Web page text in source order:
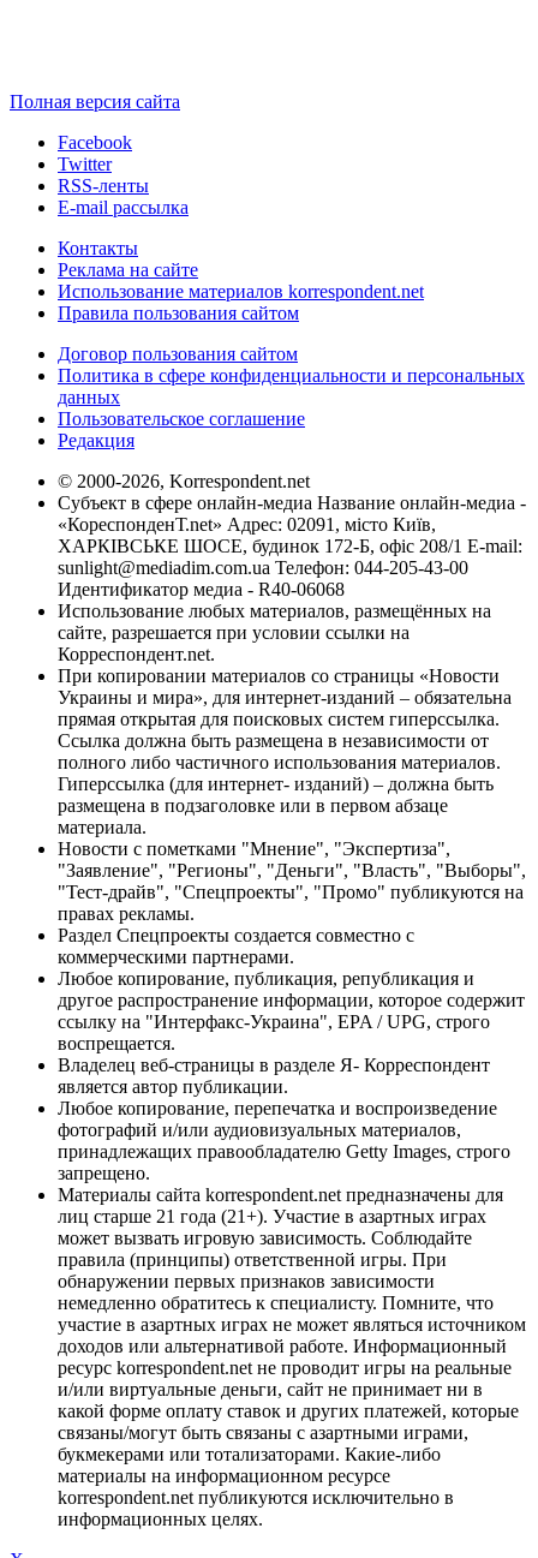
Полная версия сайта
Facebook
Twitter
RSS-ленты
E-mail рассылка
Контакты
Реклама на сайте
Использование материалов korrespondent.net
Правила пользования сайтом
Договор пользования сайтом
Политика в сфере конфиденциальности и персональных
данных
Пользовательское соглашение
Редакция
© 2000-2026, Korrespondent.net
Субъект в сфере онлайн-медиа Название онлайн-медиа -
«КореспонденТ.net» Адрес: 02091, місто Київ,
ХАРКІВСЬКЕ ШОСЕ, будинок 172-Б, офіс 208/1 E-mail:
sunlight@mediadim.com.ua Телефон: 044-205-43-00
Идентификатор медиа - R40-06068
Использование любых материалов, размещённых на
сайте, разрешается при условии ссылки на
Корреспондент.net.
При копировании материалов со страницы «Новости
Украины и мира», для интернет-изданий – обязательна
прямая открытая для поисковых систем гиперссылка.
Ссылка должна быть размещена в независимости от
полного либо частичного использования материалов.
Гиперссылка (для интернет- изданий) – должна быть
размещена в подзаголовке или в первом абзаце
материала.
Новости с пометками "Мнение", "Экспертиза",
"Заявление", "Регионы", "Деньги", "Власть", "Выборы",
"Тест-драйв", "Спецпроекты", "Промо" публикуются на
правах рекламы.
Раздел Спецпроекты создается совместно с
коммерческими партнерами.
Любое копирование, публикация, републикация и
другое распространение информации, которое содержит
ссылку на "Интерфакс-Украина", EPA / UPG, строго
воспрещается.
Владелец веб-страницы в разделе Я- Корреспондент
является автор публикации.
Любое копирование, перепечатка и воспроизведение
фотографий и/или аудиовизуальных материалов,
принадлежащих правообладателю Getty Images, строго
запрещено.
Материалы сайта korrespondent.net предназначены для
лиц старше 21 года (21+). Участие в азартных играх
может вызвать игровую зависимость. Соблюдайте
правила (принципы) ответственной игры. При
обнаружении первых признаков зависимости
немедленно обратитесь к специалисту. Помните, что
участие в азартных играх не может являться источником
доходов или альтернативой работе. Информационный
ресурс korrespondent.net не проводит игры на реальные
и/или виртуальные деньги, сайт не принимает ни в
какой форме оплату ставок и других платежей, которые
связаны/могут быть связаны с азартными играми,
букмекерами или тотализаторами. Какие-либо
материалы на информационном ресурсе
korrespondent.net публикуются исключительно в
информационных целях.